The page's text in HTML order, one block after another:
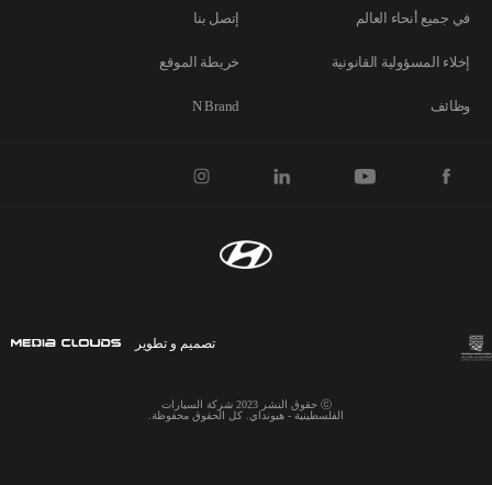
في جميع أنحاء العالم إتصل بنا
إخلاء المسؤولية القانونية خريطة الموقع
وظائف N Brand
ⓒ حقوق النشر 2023 شركة السيارات
الفلسطينية - هيونداي. كل الحقوق محفوظة.
تصميم و تطوير